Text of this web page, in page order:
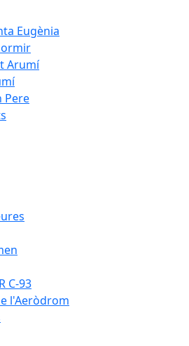
Eugènia
Arumí
Pere
C-93
l'Aeròdrom